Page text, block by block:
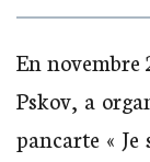
En
Pskov, a
pancarte «